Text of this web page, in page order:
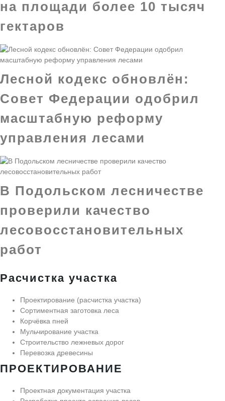
на площади более 10 тысяч
гектаров
Лесной кодекс обновлён:
Совет Федерации одобрил
масштабную реформу
управления лесами
В Подольском лесничестве
проверили качество
лесовосстановительных
работ
Расчистка участка
Проектирование (расчистка участка)
Сортиментная заготовка леса
Корчёвка пней
Мульчирование участка
Строительство лежневых дорог
Перевозка древесины
ПРОЕКТИРОВАНИЕ
Проектная документация участка